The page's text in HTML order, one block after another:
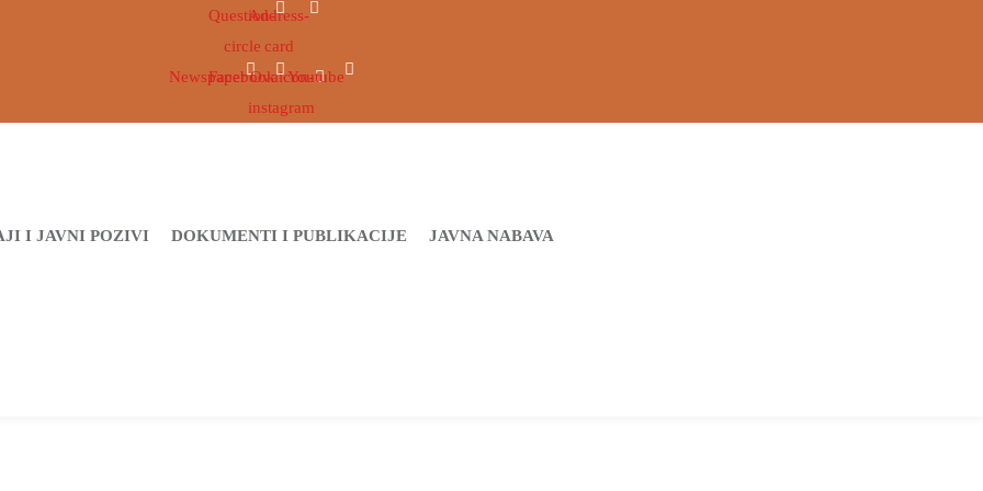
Question-
circle
Address-
card
Newspaper
FacebookOvaicon-
instagram
Youtube
I JAVNI POZIVI DOKUMENTI I PUBLIKACIJE JAVNA NABAVA